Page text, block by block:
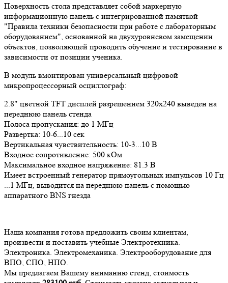
Поверхность стола представляет собой маркерную
информационную панель с интегрированной памяткой
"Правила техники безопасности при работе с лабораторным
оборудованием", основанной на двухуровневом замещении
объектов, позволяющей проводить обучение и тестирование в
зависимости от позиции ученика.
В модуль вмонтирован универсальный цифровой
микропроцессорный осциллограф:
2.8" цветной TFT дисплей разрешением 320х240 выведен на
переднюю панель стенда
Полоса пропускания: до 1 МГц
Развертка: 10-6...10 сек
Вертикальная чувствительность: 10-3...10 В
Входное сопротивление: 500 кОм
Максимальное входное напряжение: 81.3 В
Имеет встроенный генератор прямоугольных импульсов 10 Гц
...1 МГц, выводится на переднюю панель с помощью
аппаратного BNS гнезда
Наша компания готова предложить своим клиентам,
произвести и поставить учебные Электротехника.
Электроника. Электромеханика. Электрооборудование для
ВПО, СПО, НПО.
Мы предлагаем Вашему вниманию стенд, стоимость